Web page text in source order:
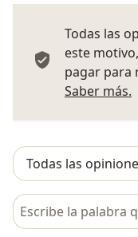
Todas las
este
pagar para
Saber más.
Busca en opiniones